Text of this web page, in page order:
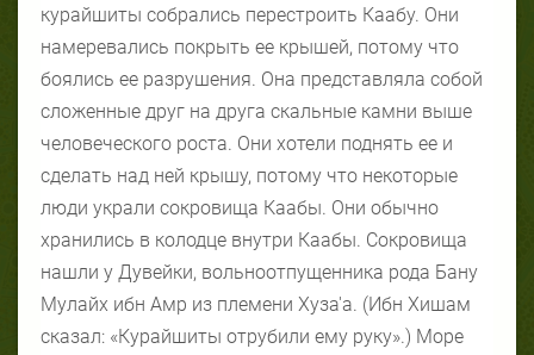
курайшиты собрались перестроить Каабу. Они
намеревались покрыть ее крышей, потому что
боялись ее разрушения. Она представляла собой
сложенные друг на друга скальные камни выше
человеческого роста. Они хотели поднять ее и
сделать над ней крышу, потому что некоторые
люди украли сокровища Каабы. Они обычно
хранились в колодце внутри Каабы. Сокровища
нашли у Дувейки, вольноотпущенника рода Бану
Мулайх ибн Амр из племени Хуза'а. (Ибн Хишам
сказал: «Курайшиты отрубили ему руку».) Море